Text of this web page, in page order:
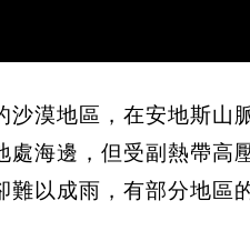
沙漠地區，在安地斯
處海邊，但受副熱帶高
以成雨，有部分地區